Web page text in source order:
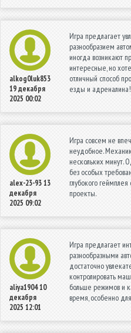
alkog0luk853
19 декабря
2025 00:02
Игра предлагает
разнообразием
иногда возникают
интересные, но
отличный способ
езды и адреналина!
alex-23-9313
декабря
2025 09:02
Игра совсем не
неудобное.
нескольких минут.
без особых
глубокого
проекты.
aliya190410
декабря
2025 12:01
Игра предлагает
разнообразными
достаточно
контролировать
больше режимов и
время, особенно